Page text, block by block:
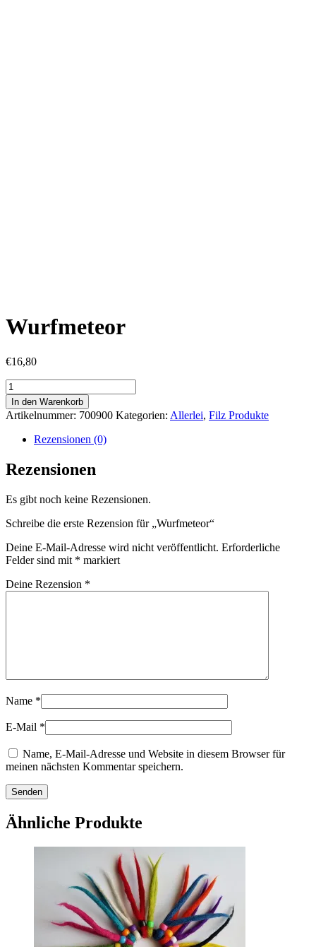
Wurfmeteor
€16,80
Wurfmeteor
Menge
In den Warenkorb
Artikelnummer: 700900 Kategorien: Allerlei, Filz Produkte
Rezensionen (0)
Rezensionen
Es gibt noch keine Rezensionen.
Schreibe die erste Rezension für „Wurfmeteor“
Deine E-Mail-Adresse wird nicht veröffentlicht. Erforderliche
Felder sind mit * markiert
Deine Rezension *
Name *
E-Mail *
Name, E-Mail-Adresse und Website in diesem Browser für
meinen nächsten Kommentar speichern.
Ähnliche Produkte